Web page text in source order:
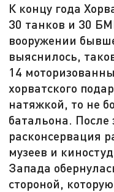
К концу года
30 танков и 30
вооружении
выяснилось,
14
хорватского
натяжкой, то не
батальона. После
расконсервация
музеев и
Запада
стороной,